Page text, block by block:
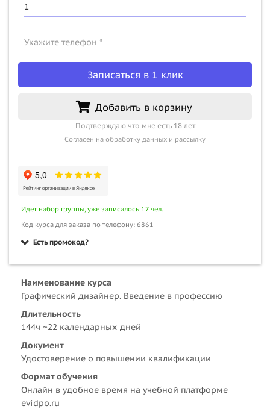
Укажите телефон *
Записаться в 1 клик
Добавить в корзину
Подтверждаю что мне есть 18 лет
Согласен на обработку данных и рассылку
Идет набор группы, уже записалось 17 чел.
Код курса для заказа по телефону: 6861
Есть промокод?
Наименование курса
Графический дизайнер. Введение в профессию
Длительность
144ч ~22 календарных дней
Документ
Удостоверение о повышении квалификации
Формат обучения
Онлайн в удобное время на учебной платформе
evidpo.ru